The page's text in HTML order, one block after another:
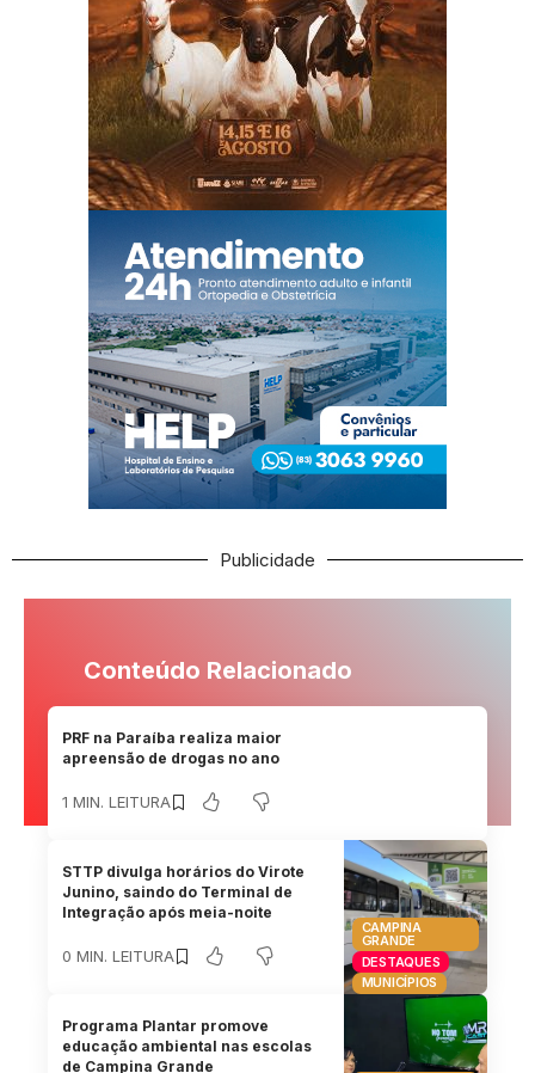
Publicidade
Conteúdo Relacionado
PRF na Paraíba realiza maior
apreensão de drogas no ano
1 MIN. LEITURA
CAMPINA
GRANDE
DESTAQUES
MUNICÍPIOS
STTP divulga horários do Virote
Junino, saindo do Terminal de
Integração após meia-noite
0 MIN. LEITURA
Programa Plantar promove
educação ambiental nas escolas
de Campina Grande